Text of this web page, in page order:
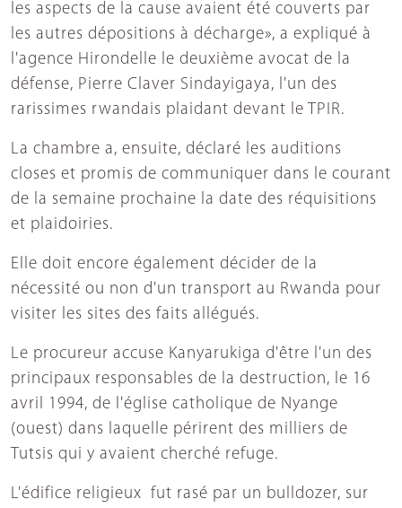
les aspects de la cause avaient été couverts par
les autres dépositions à décharge», a expliqué à
l'agence Hirondelle le deuxième avocat de la
défense, Pierre Claver Sindayigaya, l'un des
rarissimes rwandais plaidant devant le TPIR.
La chambre a, ensuite, déclaré les auditions
closes et promis de communiquer dans le courant
de la semaine prochaine la date des réquisitions
et plaidoiries.
Elle doit encore également décider de la
nécessité ou non d'un transport au Rwanda pour
visiter les sites des faits allégués.
Le procureur accuse Kanyarukiga d'être l'un des
principaux responsables de la destruction, le 16
avril 1994, de l'église catholique de Nyange
(ouest) dans laquelle périrent des milliers de
Tutsis qui y avaient cherché refuge.
L'édifice religieux fut rasé par un bulldozer, sur